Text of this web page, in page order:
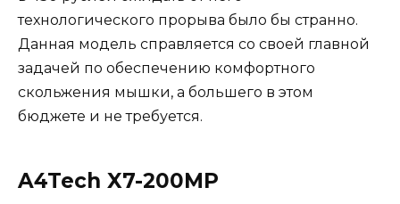
технологического прорыва было бы странно.
Данная модель справляется со своей главной
задачей по обеспечению комфортного
скольжения мышки, а большего в этом
бюджете и не требуется.
A4Tech X7-200MP